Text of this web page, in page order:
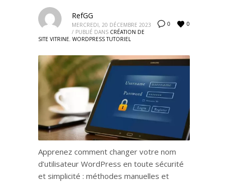
0 0
RefGG
MERCREDI, 20 DÉCEMBRE 2023
/ PUBLIÉ DANS CRÉATION DE
SITE VITRINE, WORDPRESS TUTORIEL
Apprenez comment changer votre nom
d’utilisateur WordPress en toute sécurité
et simplicité : méthodes manuelles et